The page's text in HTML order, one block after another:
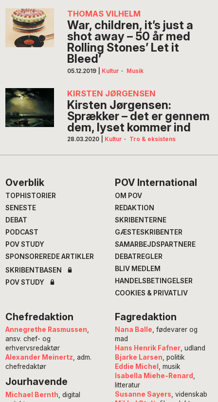
THOMAS VILHELM
War, children, it’s just a
shot away – 50 år med
Rolling Stones’ Let it
Bleed’
05.12.2019 Kultur · Musik
KIRSTEN JØRGENSEN
Kirsten Jørgensen:
Sprækker – det er gennem
dem, lyset kommer ind
28.03.2020 Kultur · Tro & eksistens
Footer
Overblik
TOPHISTORIER
SENESTE
DEBAT
PODCAST
POV STUDY
SPONSOREREDE ARTIKLER
SKRIBENTBASEN
POV STUDY
POV International
OM POV
REDAKTION
SKRIBENTERNE
GÆSTESKRIBENTER
SAMARBEJDSPARTNERE
DEBATREGLER
BLIV MEDLEM
HANDELSBETINGELSER
COOKIES & PRIVATLIV
Chefredaktion
Annegrethe Rasmussen,
ansv. chef- og
erhvervsredaktør
Alexander Meinertz, adm.
chefredaktør
Jourhavende
Michael Bernth , digital
Fagredaktion
Nana Balle, fødevarer og
mad
Hans Henrik Fafner, udland
Bjarke Larsen, politik
Eddie Michel , musik
Isabella Miehe-Renard ,
litteratur
Susanne Sayers, videnskab